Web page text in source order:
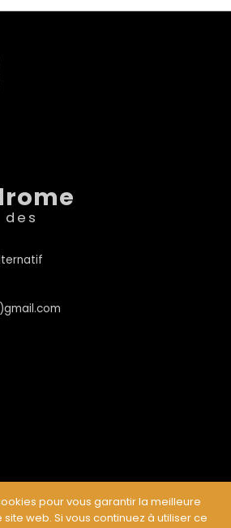
des
pour vous garantir la meilleure
web. Si vous continuez à utiliser ce